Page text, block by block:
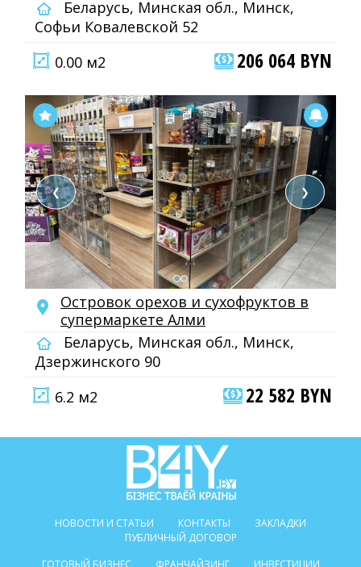
Беларусь, Минская обл., Минск,
Софьи Ковалевской 52
0.00 м2
206 064 BYN
❮ ❯
Островок орехов и сухофруктов в
супермаркете Алми
Беларусь, Минская обл., Минск,
Дзержинского 90
6.2 м2
22 582 BYN
НОВОСТИ И СТАТЬИ КОНТАКТЫ
ЗАКЛАДКИ
ПУБЛИЧНЫЙ ДОГОВОР
ГОТОВЫЙ БИЗНЕС
ФРАНЧАЙЗИНГ ИНВЕСТИЦИИ